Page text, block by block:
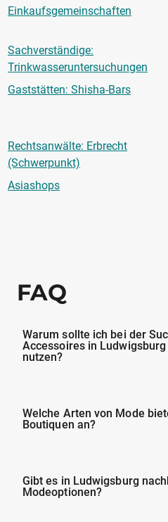
Einkaufsgemeinschaften
Sachverständige:
Trinkwasseruntersuchungen
Gaststätten: Shisha-Bars
Rechtsanwälte: Erbrecht
(Schwerpunkt)
Asiashops
FAQ
Warum sollte ich bei der
Accessoires in Ludwigsburg
nutzen?
Welche Arten von Mode
Boutiquen an?
Gibt es in Ludwigsburg
Modeoptionen?